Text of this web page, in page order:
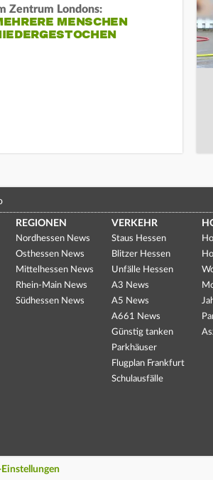
Zentrum Londons:
MENSCHEN
REGIONEN
Nordhessen News
Osthessen News
Mittelhessen News
Rhein-Main News
Südhessen News
VERKEHR
Staus Hessen
Blitzer Hessen
Unfälle Hessen
A3 News
A5 News
A661 News
Günstig tanken
Parkhäuser
Flugplan Frankfurt
Schulausfälle